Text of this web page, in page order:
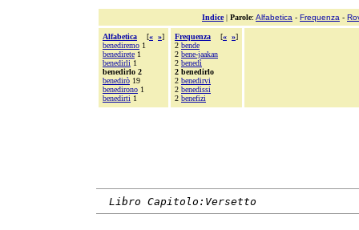
Indice| Parole: Alfabetica - Frequenza -
Alfabetica [« »]
benediremo 1
benedirete 1
benedirli 1
benedirlo 2
benedirò 19
benedirono 1
benedirti 1
Frequenza [« »]
2 bende
2 bene-jaakan
2 benedì
2 benedirlo
2 benedirvi
2 benedissi
2 benefizi
Libro Capitolo:Versetto